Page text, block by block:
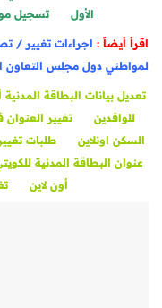
الأول
تسجيل
اقرأ أيضاً : اجراءات تغيير /
لمواطني دول مجلس التعاون
تعديل بيانات البطاقة المدنية
للوافدين
تغيير العنوان
السكن اونلاين
طلبات
عنوان البطاقة المدنية
أون لاين